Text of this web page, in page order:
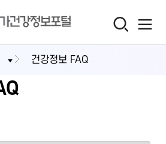
건강정보 FAQ